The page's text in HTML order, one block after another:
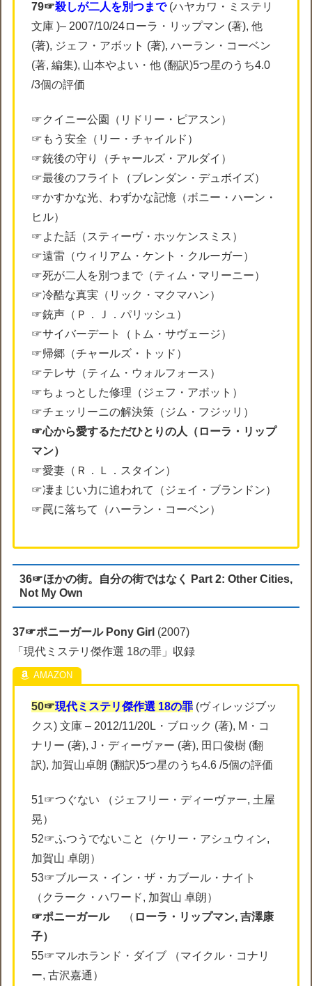
79☞殺しが二人を別つまで(ハヤカワ・ミステリ
文庫 )– 2007/10/24ローラ・リップマン (著), 他
(著), ジェフ・アボット (著), ハーラン・コーベン
(著, 編集), 山本やよい・他 (翻訳)5つ星のうち4.0
/3個の評価
☞クイニー公園（リドリー・ピアスン）
☞もう安全（リー・チャイルド）
☞銃後の守り（チャールズ・アルダイ）
☞最後のフライト（ブレンダン・デュボイズ）
☞かすかな光、わずかな記憶（ボニー・ハーン・
ヒル）
☞よた話（スティーヴ・ホッケンスミス）
☞遠雷（ウィリアム・ケント・クルーガー）
☞死が二人を別つまで（ティム・マリーニー）
☞冷酷な真実（リック・マクマハン）
☞銃声（Ｐ．Ｊ．パリッシュ）
☞サイバーデート（トム・サヴェージ）
☞帰郷（チャールズ・トッド）
☞テレサ（ティム・ウォルフォース）
☞ちょっとした修理（ジェフ・アボット）
☞チェッリーニの解決策（ジム・フジッリ）
☞心から愛するただひとりの人（ローラ・リップ
マン）
☞愛妻（Ｒ．Ｌ．スタイン）
☞凄まじい力に追われて（ジェイ・ブランドン）
☞罠に落ちて（ハーラン・コーベン）
36☞ほかの街。自分の街ではなく Part 2: Other Cities,
Not My Own
37☞ポニーガール Pony Girl (2007)
「現代ミステリ傑作選 18の罪」収録
50☞現代ミステリ傑作選 18の罪 (ヴィレッジブッ
クス) 文庫 – 2012/11/20L・ブロック (著), M・コ
ナリー (著), J・ディーヴァー (著), 田口俊樹 (翻
訳), 加賀山卓朗 (翻訳)5つ星のうち4.6 /5個の評価
51☞つぐない （ジェフリー・ディーヴァー, 土屋
晃）
52☞ふつうでないこと（ケリー・アシュウィン,
加賀山 卓朗）
53☞ブルース・イン・ザ・カブール・ナイト
（クラーク・ハワード, 加賀山 卓朗）
☞ポニーガール（ ローラ・リップマン, 吉澤康
子）
55☞マルホランド・ダイブ （マイクル・コナリ
ー, 古沢嘉通）